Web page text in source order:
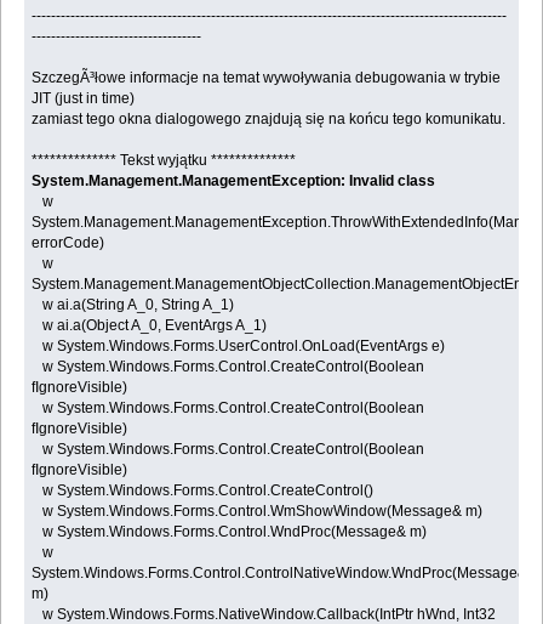
--------------------------------------------------------------------------------------------------
-----------------------------------
SzczegÃ³łowe informacje na temat wywoływania debugowania w trybie
JIT (just in time)
zamiast tego okna dialogowego znajdują się na końcu tego komunikatu.
************** Tekst wyjątku **************
System.Management.ManagementException: Invalid class
w
errorCode)
w
w ai.a(String A_0, String A_1)
w ai.a(Object A_0, EventArgs A_1)
w System.Windows.Forms.UserControl.OnLoad(EventArgs e)
w System.Windows.Forms.Control.CreateControl(Boolean
fIgnoreVisible)
w System.Windows.Forms.Control.CreateControl(Boolean
fIgnoreVisible)
w System.Windows.Forms.Control.CreateControl(Boolean
fIgnoreVisible)
w System.Windows.Forms.Control.CreateControl()
w System.Windows.Forms.Control.WmShowWindow(Message& m)
w System.Windows.Forms.Control.WndProc(Message& m)
w
System.Windows.Forms.Control.ControlNativeWindow.WndProc(Message&
m)
w System.Windows.Forms.NativeWindow.Callback(IntPtr hWnd, Int32